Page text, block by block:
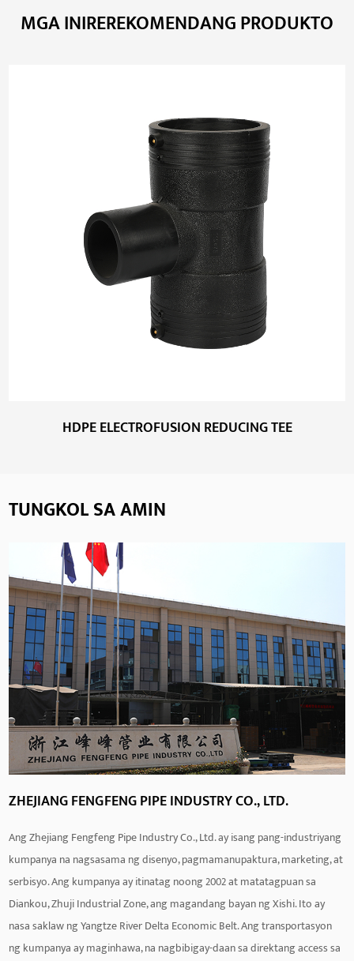
MGA INIREREKOMENDANG PRODUKTO
HDPE ELECTROFUSION REDUCING TEE
TUNGKOL SA AMIN
ZHEJIANG FENGFENG PIPE INDUSTRY CO., LTD.
Ang Zhejiang Fengfeng Pipe Industry Co., Ltd. ay isang pang-industriyang
kumpanya na nagsasama ng disenyo, pagmamanupaktura, marketing, at
serbisyo. Ang kumpanya ay itinatag noong 2002 at matatagpuan sa
Diankou, Zhuji Industrial Zone, ang magandang bayan ng Xishi. Ito ay
nasa saklaw ng Yangtze River Delta Economic Belt. Ang transportasyon
ng kumpanya ay maginhawa, na nagbibigay-daan sa direktang access sa